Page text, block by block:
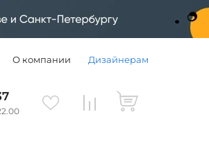
О компании Дизайнерам